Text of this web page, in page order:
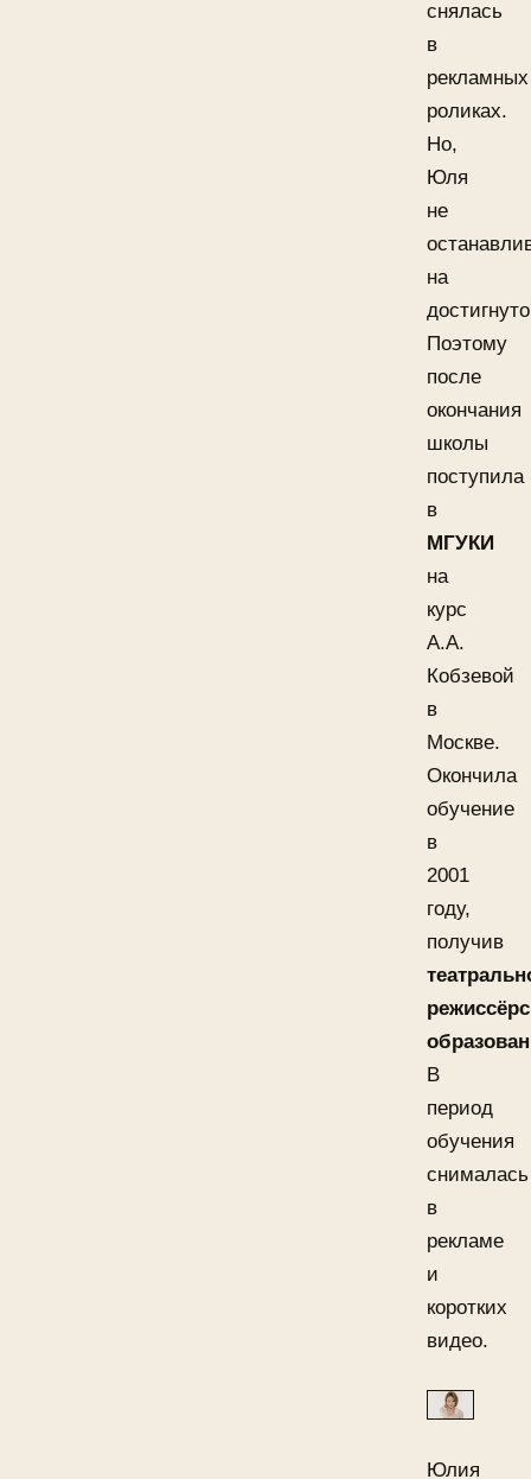
снялась
в
рекламных
роликах.
Но,
Юля
не
на
Поэтому
после
окончания
школы
поступила
в
МГУКИ
на
курс
А.А.
Кобзевой
в
Москве.
Окончила
обучение
в
2001
году,
получив
В
период
обучения
снималась
в
рекламе
и
коротких
видео.
Юлия